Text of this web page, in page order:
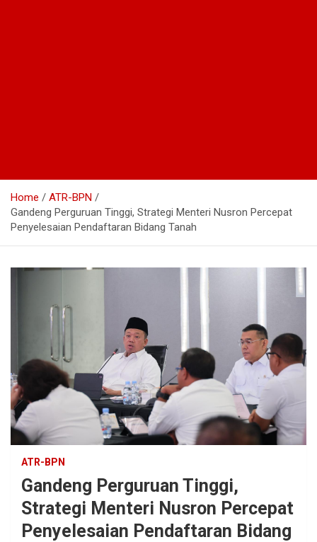
Home
ATR-BPN
Gandeng Perguruan Tinggi, Strategi Menteri Nusron Percepat
Penyelesaian Pendaftaran Bidang Tanah
ATR-BPN
Gandeng Perguruan Tinggi,
Strategi Menteri Nusron Percepat
Penyelesaian Pendaftaran Bidang